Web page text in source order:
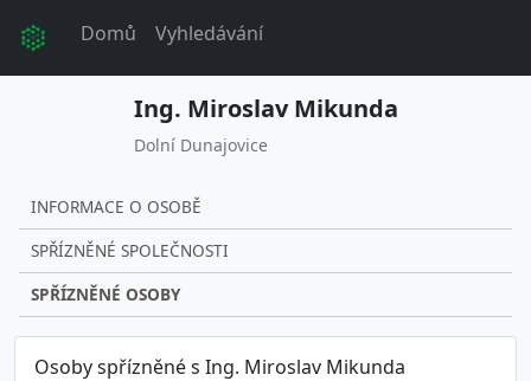
Domů Vyhledávání
Ing. Miroslav Mikunda
Dolní Dunajovice
INFORMACE O OSOBĚ
SPŘÍZNĚNÉ SPOLEČNOSTI
SPŘÍZNĚNÉ OSOBY
Osoby spřízněné s Ing. Miroslav Mikunda